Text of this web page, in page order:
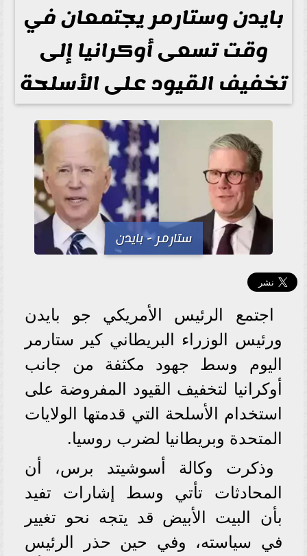
بايدن وستارمر يجتمعان في
وقت تسعى أوكرانيا إلى
تخفيف القيود على الأسلحة
ستارمر - بايدن
اجتمع الرئيس الأمريكي جو بايدن
ورئيس الوزراء البريطاني كير ستارمر
اليوم وسط جهود مكثفة من جانب
أوكرانيا لتخفيف القيود المفروضة على
استخدام الأسلحة التي قدمتها الولايات
المتحدة وبريطانيا لضرب روسيا.
وذكرت وكالة أسوشيتد برس، أن
المحادثات تأتي وسط إشارات تفيد
بأن البيت الأبيض قد يتجه نحو تغيير
في سياسته، وفي حين حذر الرئيس